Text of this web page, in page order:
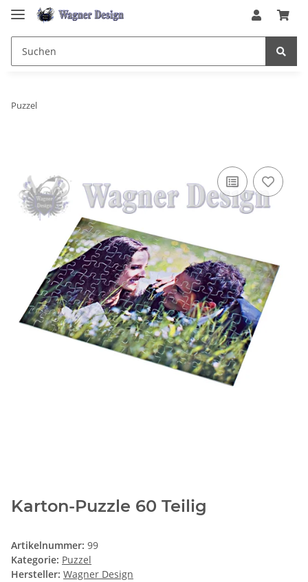
Puzzel
Karton-Puzzle 60 Teilig
Artikelnummer: 99
Kategorie: Puzzel
Hersteller: Wagner Design